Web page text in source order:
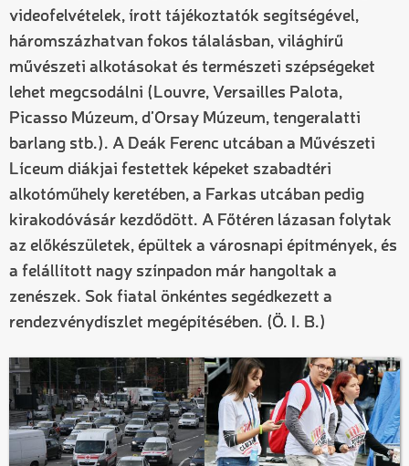
videofelvételek, írott tájékoztatók segítségével,
háromszázhatvan fokos tálalásban, világhírű
művészeti alkotásokat és természeti szépségeket
lehet megcsodálni (Louvre, Versailles Palota,
Picasso Múzeum, d’Orsay Múzeum, tengeralatti
barlang stb.). A Deák Ferenc utcában a Művészeti
Líceum diákjai festettek képeket szabadtéri
alkotóműhely keretében, a Farkas utcában pedig
kirakodóvásár kezdődött. A Főtéren lázasan folytak
az előkészületek, épültek a városnapi építmények, és
a felállított nagy színpadon már hangoltak a
zenészek. Sok fiatal önkéntes segédkezett a
rendezvénydíszlet megépítésében. (Ö. I. B.)